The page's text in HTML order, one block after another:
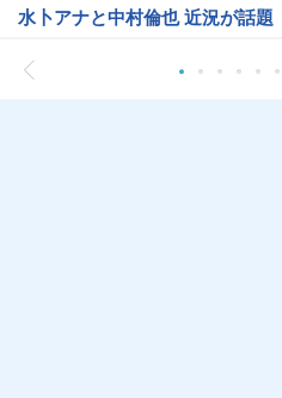
水卜アナと中村倫也 近況が話題